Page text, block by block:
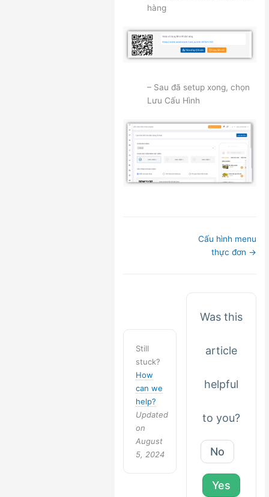
hàng
– Sau đã setup xong, chọn
Lưu Cấu Hình
Cấu hình menu
thực đơn →
Still
stuck?
How
can we
help?
Updated
on
August
5, 2024
Was this
article
helpful
to you?
No
Yes